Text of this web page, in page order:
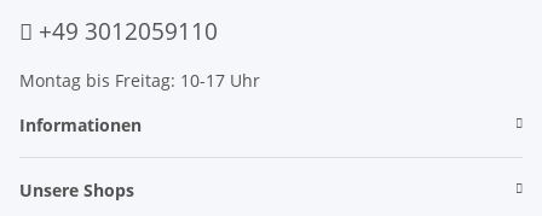
+49 3012059110
Montag bis Freitag: 10-17 Uhr
Informationen
Unsere Shops